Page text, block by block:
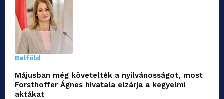
Belföld
Májusban még követelték a nyilvánosságot, most
Forsthoffer Ágnes hivatala elzárja a kegyelmi
aktákat